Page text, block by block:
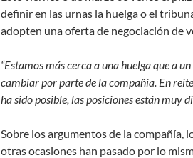
definir en las urnas la huelga o el
adopten una oferta de negociación de
“Estamos más cerca a una huelga que a
cambiar por parte de la compañía. En
ha sido posible, las posiciones están muy
Sobre los argumentos de la compañía,
otras ocasiones han pasado por lo